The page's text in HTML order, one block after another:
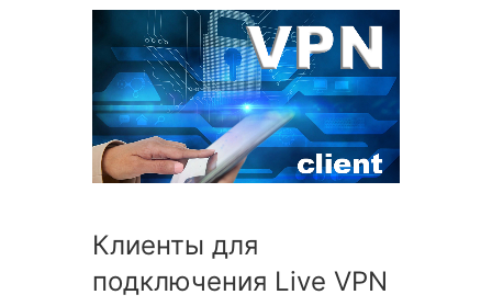
Клиенты для
подключения Live VPN